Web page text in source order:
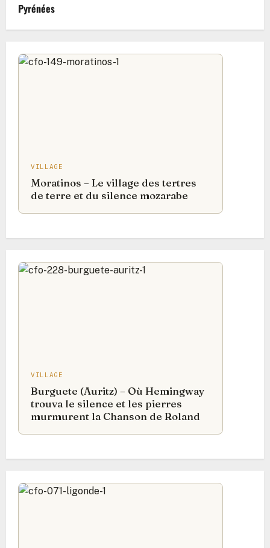
Pyrénées
VILLAGE
Moratinos – Le village des tertres
de terre et du silence mozarabe
VILLAGE
Burguete (Auritz) – Où Hemingway
trouva le silence et les pierres
murmurent la Chanson de Roland